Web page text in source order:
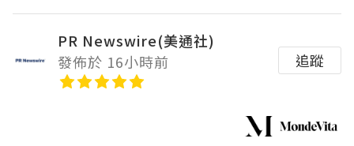
PR Newswire(美通社)
發佈於 16小時前
追蹤